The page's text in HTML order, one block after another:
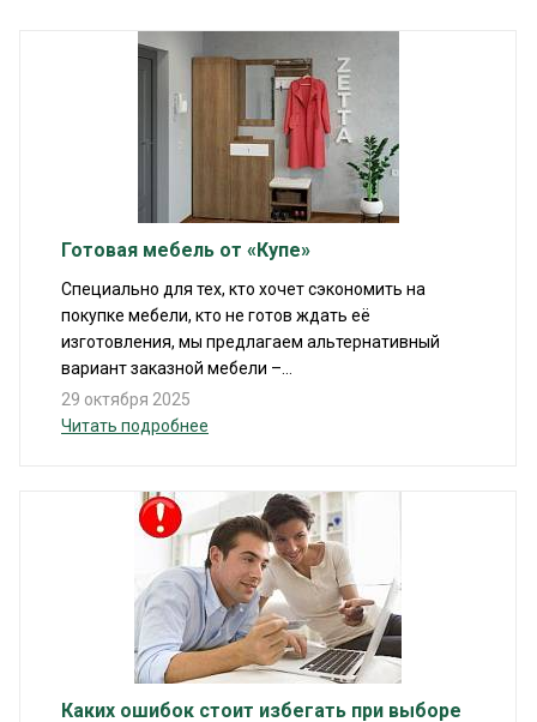
Готовая мебель от «Купе»
Специально для тех, кто хочет сэкономить на
покупке мебели, кто не готов ждать её
изготовления, мы предлагаем альтернативный
вариант заказной мебели –...
29 октября 2025
Читать подробнее
Каких ошибок стоит избегать при выборе